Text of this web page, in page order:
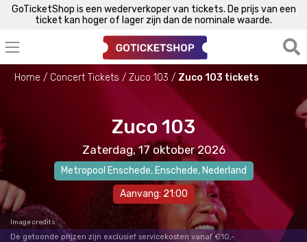
GoTicketShop is een wederverkoper van tickets. De prijs van een
ticket kan hoger of lager zijn dan de nominale waarde.
Home Concert Tickets Zuco 103 Zuco 103 tickets
Zuco 103
Zaterdag, 17 oktober 2026
Metropool Enschede, Enschede, Nederland
Aanvang: 21:00
Image credits
De getoonde prijzen zijn exclusief servicekosten vanaf €10,-.